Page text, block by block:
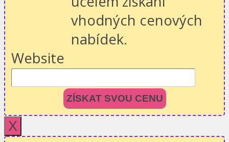
vhodných cenových
nabídek.
Website
ZÍSKAT SVOU CENU
X